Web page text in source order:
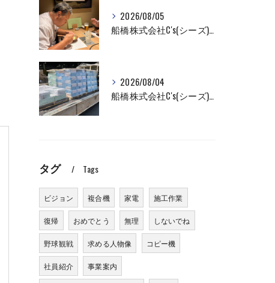
2026/08/05
船橋株式会社C's(シーズ)商品輸送なら私たちにお任せください！お取引先様との交流を深めました！
2026/08/04
船橋株式会社C's(シーズ)商品輸送なら私たちにお任せください！
タグ Tags
ビジョン 複合機 家電 施工作業
復帰 おめでとう 無理 しないでね
野球観戦 求める人物像 コピー機
社員紹介 事業案内